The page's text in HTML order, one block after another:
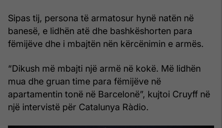
Sipas tij, persona të armatosur hynë natën në
banesë, e lidhën atë dhe bashkëshorten para
fëmijëve dhe i mbajtën nën kërcënimin e armës.
“Dikush më mbajti një armë në kokë. Më lidhën
mua dhe gruan time para fëmijëve në
apartamentin tonë në Barcelonë”, kujtoi Cruyff në
një intervistë për Catalunya Ràdio.